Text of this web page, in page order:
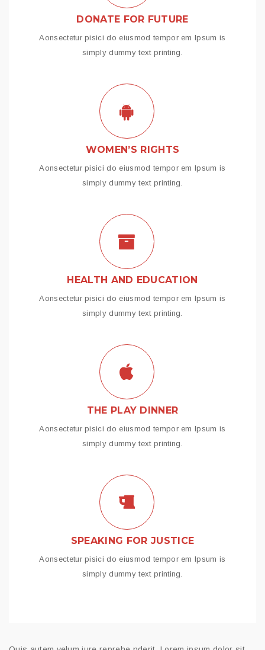
DONATE FOR FUTURE
Aonsectetur pisici do eiusmod tempor em Ipsum is
simply dummy text printing.
WOMEN’S RIGHTS
Aonsectetur pisici do eiusmod tempor em Ipsum is
simply dummy text printing.
HEALTH AND EDUCATION
Aonsectetur pisici do eiusmod tempor em Ipsum is
simply dummy text printing.
THE PLAY DINNER
Aonsectetur pisici do eiusmod tempor em Ipsum is
simply dummy text printing.
SPEAKING FOR JUSTICE
Aonsectetur pisici do eiusmod tempor em Ipsum is
simply dummy text printing.